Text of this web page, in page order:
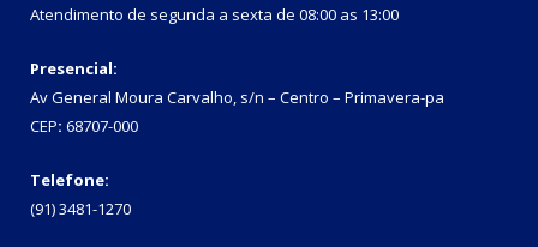
Atendimento de segunda a sexta de 08:00 as 13:00
Presencial:
Av General Moura Carvalho, s/n – Centro – Primavera-pa
CEP: 68707-000
Telefone:
(91) 3481-1270